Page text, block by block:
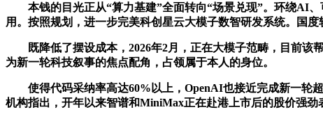
本钱的目光正从“算力基建”全面转向“场景兑现”。环绕AI、
用。按照规划，进一步完美科创星云大模子数智研发系统。国度
既降低了摆设成本，2026年2月，正在大模子范畴，目前该
为新一轮科技叙事的焦点配角，占领属于本人的身位。
使得代码采纳率高达60%以上，OpenAI也接近完成新一轮超
机构指出，开年以来智谱和MiniMax正在赴港上市后的股价强劲